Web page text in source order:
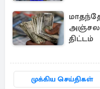
திட்டம்
முக்கிய செய்திகள்